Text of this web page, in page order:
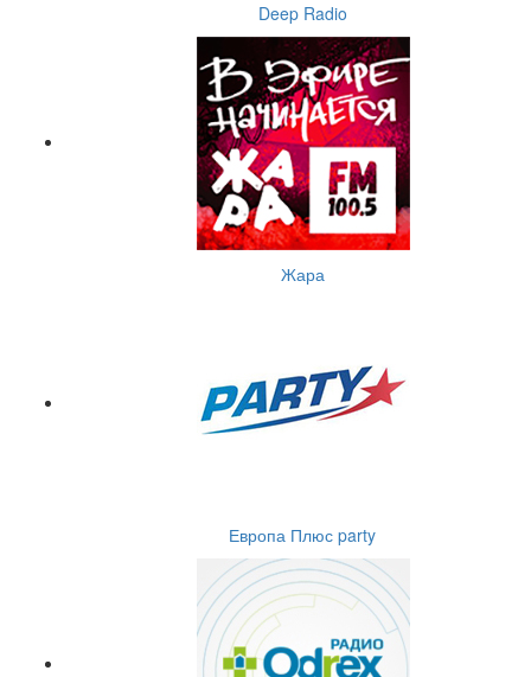
Deep Radio
Жара
Европа Плюс party